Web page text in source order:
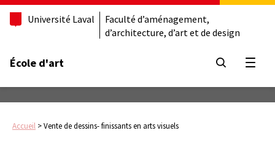
Université Laval
Faculté d’aménagement,
d’architecture, d’art et de design
École d'art
Accueil >Vente de dessins- finissants en arts visuels